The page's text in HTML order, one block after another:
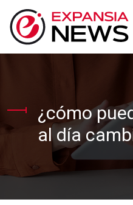
¿cómo
al día